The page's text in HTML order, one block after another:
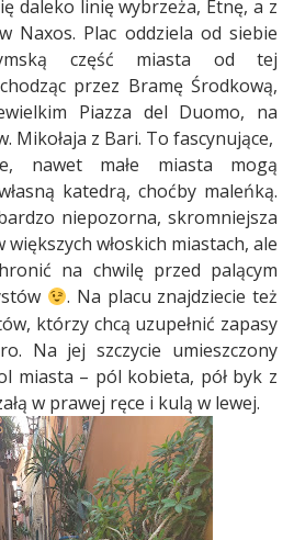
daleko linię wybrzeża, Etnę, a z
Naxos. Plac oddziela od siebie
część miasta od tej
przez Bramę Środkową,
Piazza del Duomo, na
Mikołaja z Bari. To fascynujące,
nawet małe miasta mogą
katedrą, choćby maleńką.
niepozorna, skromniejsza
włoskich miastach, ale
na chwilę przed palącym
. Na placu znajdziecie też
którzy chcą uzupełnić zapasy
Na jej szczycie umieszczony
miasta – pól kobieta, pół byk z
w prawej ręce i kulą w lewej.